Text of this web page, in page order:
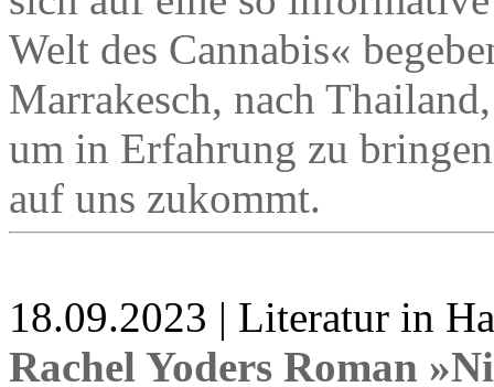
Welt des Cannabis«
Marrakesch, nach
um in Erfahrung zu
auf uns zukommt.
18.09.2023 | Literatur in
Rachel Yoders Roman